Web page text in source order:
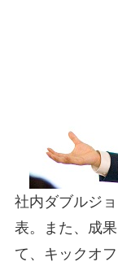
社内ダブルジ
表。また、成
て、キックオ